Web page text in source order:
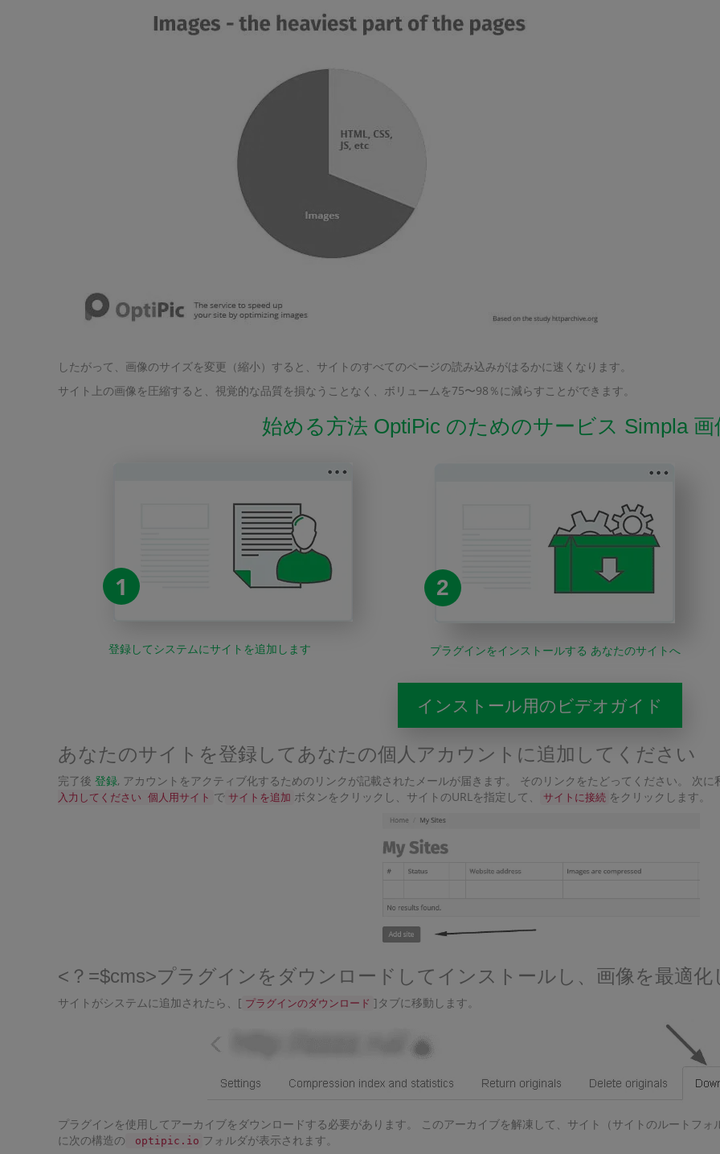
したがって、画像のサイズを変更（縮小）すると、サイトのすべてのページの読み込みがはるかに速くなります。
サイト上の画像を圧縮すると、視覚的な品質を損なうことなく、ボリュームを75〜98％に減らすことができます。
始める方法 OptiPic のためのサービス Simpla 画
1
登録してシステムにサイトを追加します
2
プラグインをインストールする あなたのサイトへ
インストール用のビデオガイド
あなたのサイトを登録してあなたの個人アカウントに追加してください
完了後 登録, アカウントをアクティブ化するためのリンクが記載されたメールが届きます。 そのリンクをたどってください。 次に
入力してください 個人用サイト で サイトを追加 ボタンをクリックし、サイトのURLを指定して、 サイトに接続 をクリックします。
<？=$cms>プラグインをダウンロードしてインストールし、画像を最適化
サイトがシステムに追加されたら、[ プラグインのダウンロード ]タブに移動します。
プラグインを使用してアーカイブをダウンロードする必要があります。 このアーカイブを解凍して、サイト（サイトのルートフ
に次の構造の
optipic.io フォルダが表示されます。